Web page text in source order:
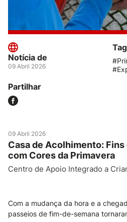
Notícia de
09 Abril 2026
Partilhar
09 Abril 2026
Casa de Acolhimento:
com Cores da Primavera
Centro de Apoio Integrado a
Com a mudança da hora e a
passeios de fim-de-semana